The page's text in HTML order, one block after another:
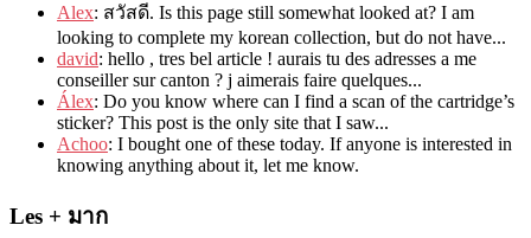
Alex: สวัสดี. Is this page still somewhat looked at? I am
looking to complete my korean collection, but do not have...
david: hello , tres bel article ! aurais tu des adresses a me
conseiller sur canton ? j aimerais faire quelques...
Álex: Do you know where can I find a scan of the cartridge’s
sticker? This post is the only site that I saw...
Achoo: I bought one of these today. If anyone is interested in
knowing anything about it, let me know.
Les + มาก